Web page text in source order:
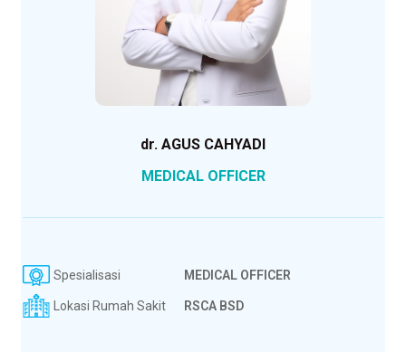
dr. AGUS CAHYADI
MEDICAL OFFICER
Spesialisasi MEDICAL OFFICER
Lokasi Rumah Sakit RSCA BSD